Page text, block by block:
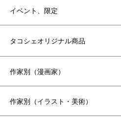
イベント、限定
タコシェオリジナル商品
作家別（漫画家）
作家別（イラスト・美術）